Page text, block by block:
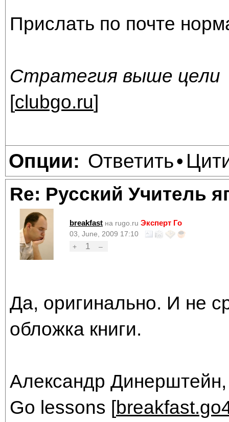
Прислать по почте
Стратегия выше цели
[clubgo.ru]
Опции: Ответить•
Re: Русский Учитель
breakfast на rugo.ru Эксперт Го
03, June, 2009 17:10
+
1 –
Да, оригинально. И не
обложка книги.
Александр Динерштейн,
Go lessons [